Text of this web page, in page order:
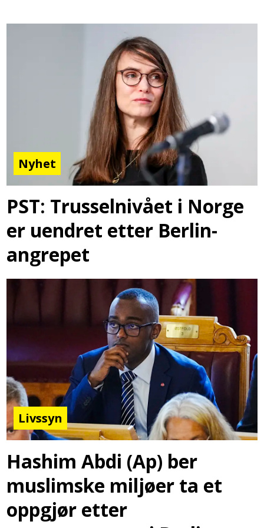
Nyhet
PST: Trusselnivået i Norge
er uendret etter Berlin-
angrepet
Livssyn
Hashim Abdi (Ap) ber
muslimske miljøer ta et
oppgjør etter